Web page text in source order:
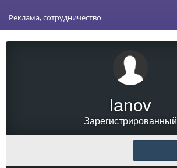
Реклама, сотрудничество
lanov
Зарегистрированный